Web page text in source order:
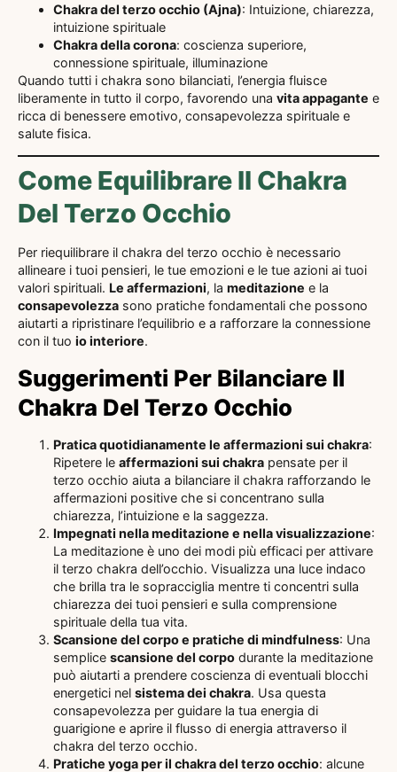
Chakra del terzo occhio (Ajna): Intuizione, chiarezza,
intuizione spirituale
Chakra della corona: coscienza superiore,
connessione spirituale, illuminazione
Quando tutti i chakra sono bilanciati, l’energia fluisce
liberamente in tutto il corpo, favorendo una vita appagante e
ricca di benessere emotivo, consapevolezza spirituale e
salute fisica.
Come Equilibrare Il Chakra
Del Terzo Occhio
Per riequilibrare il chakra del terzo occhio è necessario
allineare i tuoi pensieri, le tue emozioni e le tue azioni ai tuoi
valori spirituali. Le affermazioni, la meditazione e la
consapevolezza sono pratiche fondamentali che possono
aiutarti a ripristinare l’equilibrio e a rafforzare la connessione
con il tuo io interiore.
Suggerimenti Per Bilanciare Il
Chakra Del Terzo Occhio
Pratica quotidianamente le affermazioni sui chakra:
Ripetere le affermazioni sui chakra pensate per il
terzo occhio aiuta a bilanciare il chakra rafforzando le
affermazioni positive che si concentrano sulla
chiarezza, l’intuizione e la saggezza.
Impegnati nella meditazione e nella visualizzazione:
La meditazione è uno dei modi più efficaci per attivare
il terzo chakra dell’occhio. Visualizza una luce indaco
che brilla tra le sopracciglia mentre ti concentri sulla
chiarezza dei tuoi pensieri e sulla comprensione
spirituale della tua vita.
Scansione del corpo e pratiche di mindfulness: Una
semplice scansione del corpo durante la meditazione
può aiutarti a prendere coscienza di eventuali blocchi
energetici nel sistema dei chakra. Usa questa
consapevolezza per guidare la tua energia di
guarigione e aprire il flusso di energia attraverso il
chakra del terzo occhio.
Pratiche yoga per il chakra del terzo occhio: alcune